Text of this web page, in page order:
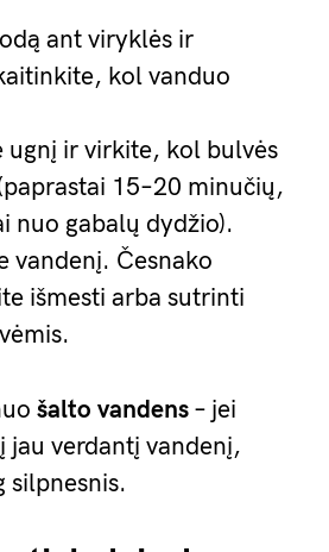
ant viryklės ir
kol vanduo
ugnį ir virkite, kol bulvės
15–20 minučių,
nuo gabalų dydžio).
vandenį. Česnako
išmesti arba sutrinti
šalto vandens – jei
jau verdantį vandenį,
silpnesnis.